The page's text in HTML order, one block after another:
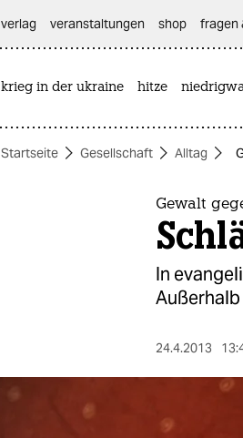
themen
verlag
veranstaltungen shop fragen
krieg in der ukraine hitze
Startseite Gesellschaft Alltag
Gewalt
In
24.4.2013